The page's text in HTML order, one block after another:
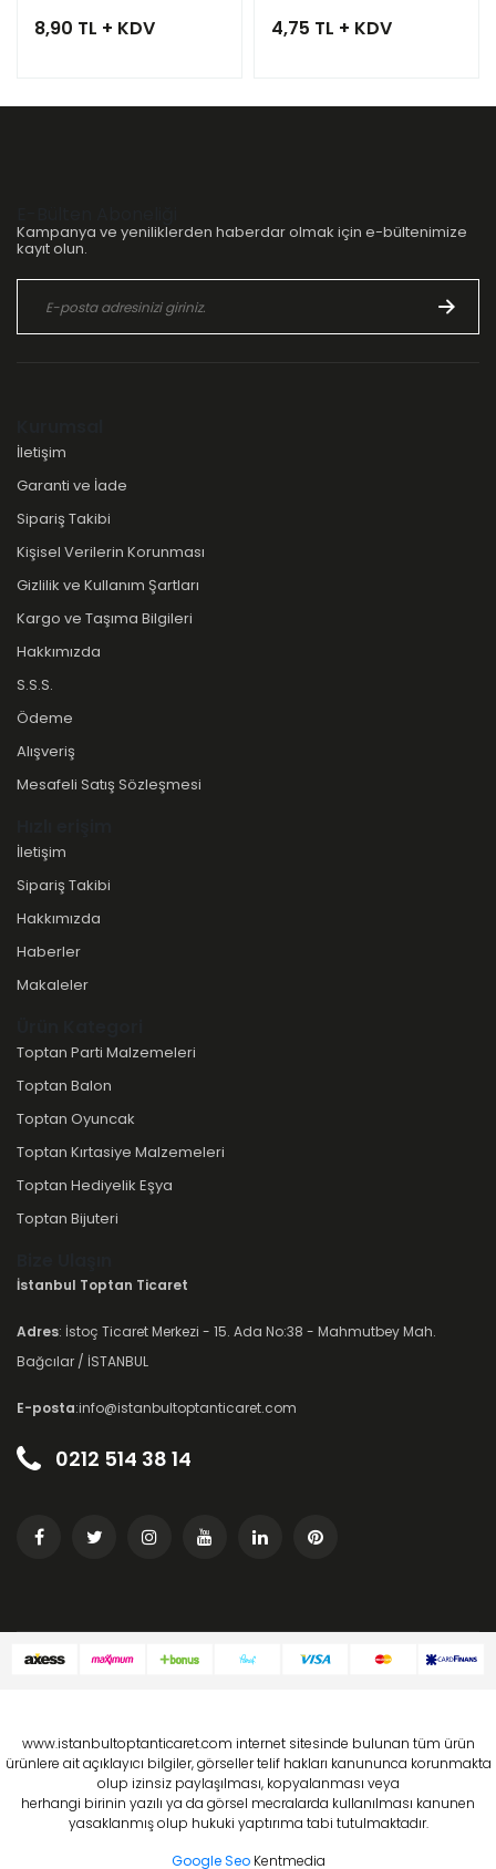
8,90 TL + KDV 4,75 TL + KDV
Kampanya ve yeniliklerden haberdar olmak için e-bültenimize
kayıt olun.
İletişim
Garanti ve İade
Sipariş Takibi
Kişisel Verilerin Korunması
Gizlilik ve Kullanım Şartları
Kargo ve Taşıma Bilgileri
Hakkımızda
S.S.S.
Ödeme
Alışveriş
Mesafeli Satış Sözleşmesi
İletişim
Sipariş Takibi
Hakkımızda
Haberler
Makaleler
Toptan Parti Malzemeleri
Toptan Balon
Toptan Oyuncak
Toptan Kırtasiye Malzemeleri
Toptan Hediyelik Eşya
Toptan Bijuteri
İstanbul Toptan Ticaret
Adres: İstoç Ticaret Merkezi - 15. Ada No:38 - Mahmutbey Mah.
Bağcılar / İSTANBUL
E-posta:info@istanbultoptanticaret.com
0212 514 38 14
www.istanbultoptanticaret.com internet sitesinde bulunan tüm ürün
ürünlere ait açıklayıcı bilgiler, görseller telif hakları kanununca korunmakta
olup izinsiz paylaşılması, kopyalanması veya
herhangi birinin yazılı ya da görsel mecralarda kullanılması kanunen
yasaklanmış olup hukuki yaptırıma tabi tutulmaktadır.
Google Seo Kentmedia